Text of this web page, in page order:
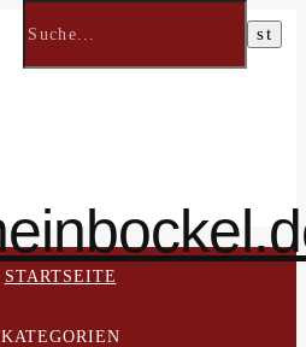
STARTSEITE
KATEGORIEN